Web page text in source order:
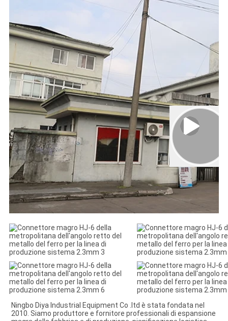
00:01
02:27
Ningbo Diya Industrial Equipment Co .ltd è stata fondata nel
2010. Siamo produttore e fornitore professionali di espansione